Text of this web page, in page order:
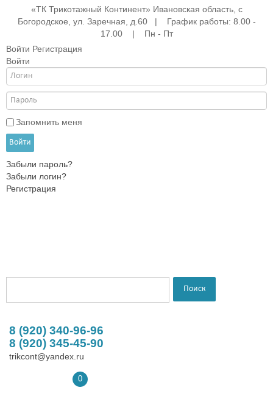
«ТК Трикотажный Континент» Ивановская область, с
Богородское, ул. Заречная, д.60 | График работы: 8.00 -
17.00 | Пн - Пт
Войти Регистрация
Войти
Запомнить меня
Войти
Забыли пароль?
Забыли логин?
Регистрация
8 (920) 340-96-96
8 (920) 345-45-90
trikcont@yandex.ru
0